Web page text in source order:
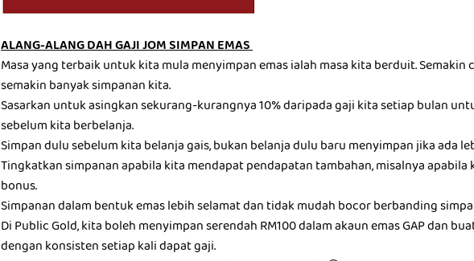
ALANG-ALANG DAH GAJI JOM SIMPAN EMAS
Masa yang terbaik untuk kita mula menyimpan emas ialah masa kita berduit. Semakin
semakin banyak simpanan kita.
Sasarkan untuk asingkan sekurang-kurangnya 10% daripada gaji kita setiap bulan
sebelum kita berbelanja.
Simpan dulu sebelum kita belanja gais, bukan belanja dulu baru menyimpan jika ada
Tingkatkan simpanan apabila kita mendapat pendapatan tambahan, misalnya apabila
bonus.
Simpanan dalam bentuk emas lebih selamat dan tidak mudah bocor berbanding
Di Public Gold, kita boleh menyimpan serendah RM100 dalam akaun emas GAP dan
dengan konsisten setiap kali dapat gaji.